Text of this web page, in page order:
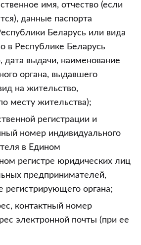
имя, отчество (если
данные паспорта
Беларусь или вида
в Республике Беларусь
дата выдачи, наименование
органа, выдавшего
на жительство,
месту жительства);
регистрации и
номер индивидуального
в Едином
регистре юридических лиц
предпринимателей,
регистрирующего органа;
контактный номер
электронной почты (при ее